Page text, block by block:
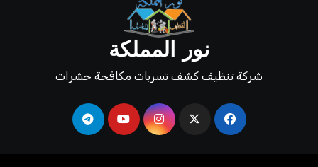
نور المملكة
شركة تنظيف كشف تسربات مكافحة حشرات